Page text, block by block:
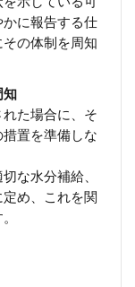
に報告する仕
の体制を周知
知
た場合に、そ
置を準備しな
な水分補給、
め、これを関